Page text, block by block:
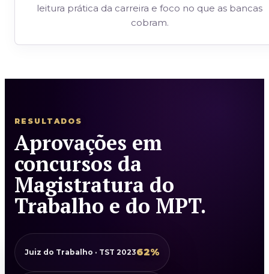
leitura prática da carreira e foco no que as bancas
cobram.
RESULTADOS
Aprovações em
concursos da
Magistratura do
Trabalho e do MPT.
Juiz do Trabalho · TST 202362%